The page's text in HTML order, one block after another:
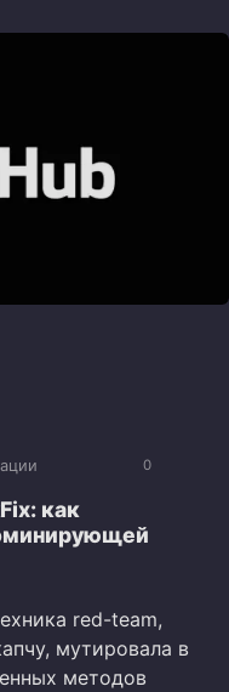
0
как
red-team,
мутировала в
методов